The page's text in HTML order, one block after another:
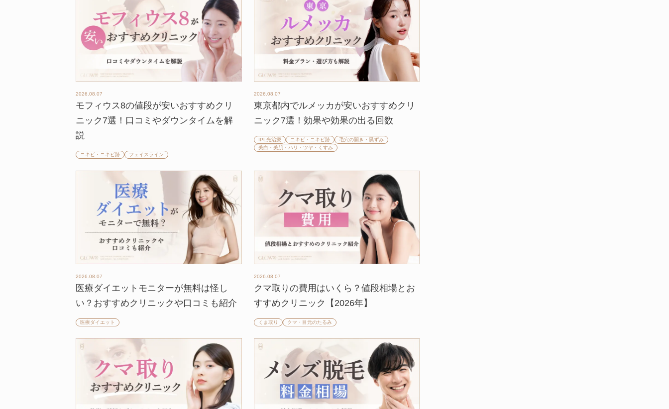
2026.08.07
モフィウス8の値段が安いおすすめクリ
ニック7選！口コミやダウンタイムを解
説
ニキビ・ニキビ跡 フェイスライン
2026.08.07
東京都内でルメッカが安いおすすめクリ
ニック7選！効果や効果の出る回数
IPL光治療 ニキビ・ニキビ跡
毛穴の開き・黒ずみ
美白・美肌・ハリ・ツヤ・くすみ
2026.08.07
医療ダイエットモニターが無料は怪し
い？おすすめクリニックや口コミも紹介
医療ダイエット
2026.08.07
クマ取りの費用はいくら？値段相場とお
すすめクリニック【2026年】
くま取り クマ・目元のたるみ